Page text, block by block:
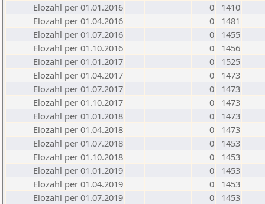
Elozahl per 01.01.2016
0
1410
Elozahl per 01.04.2016
0
1481
Elozahl per 01.07.2016
0
1455
Elozahl per 01.10.2016
0
1456
Elozahl per 01.01.2017
0
1525
Elozahl per 01.04.2017
0
1473
Elozahl per 01.07.2017
0
1473
Elozahl per 01.10.2017
0
1473
Elozahl per 01.01.2018
0
1473
Elozahl per 01.04.2018
0
1473
Elozahl per 01.07.2018
0
1453
Elozahl per 01.10.2018
0
1453
Elozahl per 01.01.2019
0
1453
Elozahl per 01.04.2019
0
1453
Elozahl per 01.07.2019
0
1453